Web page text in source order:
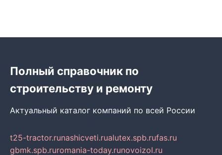
Полный справочник по
строительству и ремонту
Актуальный каталог компаний по всей России
t25-tractor.runashicveti.rualutex.spb.rufas.ru
gbmk.spb.ruromania-today.runovoizol.ru